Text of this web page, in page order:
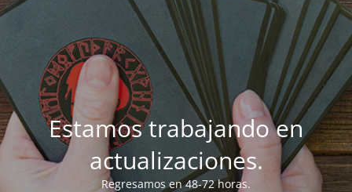
Estamos trabajando en
actualizaciones.
Regresamos en 48-72 horas.